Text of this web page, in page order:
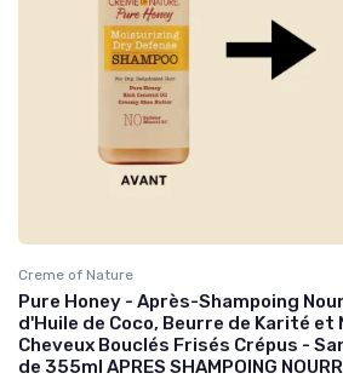
Creme of Nature
Pure Honey - Après-Shampoing
d'Huile de Coco, Beurre de Karité et
Cheveux Bouclés Frisés Crépus -
de 355ml APRES SHAMPOING